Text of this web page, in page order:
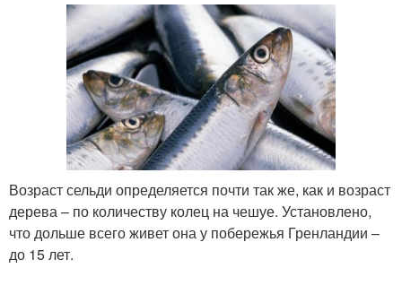
Возраст сельди определяется почти так же, как и возраст
дерева – по количеству колец на чешуе. Установлено,
что дольше всего живет она у побережья Гренландии –
до 15 лет.